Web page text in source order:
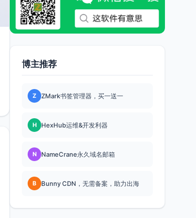
博主推荐
Z ZMark书签管理器，买一送一
H HexHub运维&开发利器
N NameCrane永久域名邮箱
B Bunny CDN，无需备案，助力出海